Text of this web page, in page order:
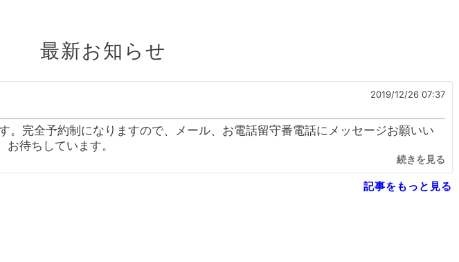
最新お知らせ
2019/12/26 07:37
。完全予約制になりますので、メール、お電話留守番電話にメッセージお願いい
待ちしています。
続きを見る
記事をもっと見る